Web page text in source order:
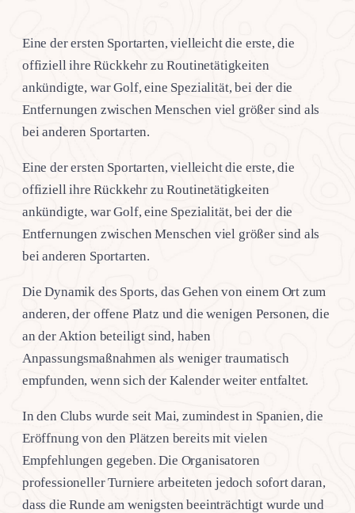
Eine der ersten Sportarten, vielleicht die erste, die
offiziell ihre Rückkehr zu Routinetätigkeiten
ankündigte, war Golf, eine Spezialität, bei der die
Entfernungen zwischen Menschen viel größer sind als
bei anderen Sportarten.
Eine der ersten Sportarten, vielleicht die erste, die
offiziell ihre Rückkehr zu Routinetätigkeiten
ankündigte, war Golf, eine Spezialität, bei der die
Entfernungen zwischen Menschen viel größer sind als
bei anderen Sportarten.
Die Dynamik des Sports, das Gehen von einem Ort zum
anderen, der offene Platz und die wenigen Personen, die
an der Aktion beteiligt sind, haben
Anpassungsmaßnahmen als weniger traumatisch
empfunden, wenn sich der Kalender weiter entfaltet.
In den Clubs wurde seit Mai, zumindest in Spanien, die
Eröffnung von den Plätzen bereits mit vielen
Empfehlungen gegeben. Die Organisatoren
professioneller Turniere arbeiteten jedoch sofort daran,
dass die Runde am wenigsten beeinträchtigt wurde und